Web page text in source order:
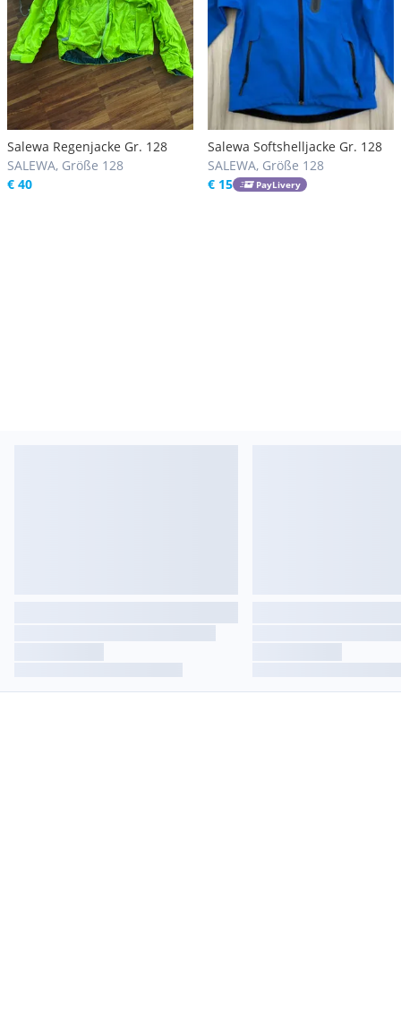
Salewa Regenjacke Gr. 128
SALEWA, Größe 128
€ 40
Salewa Softshelljacke Gr. 128
SALEWA, Größe 128
€ 15
PayLivery